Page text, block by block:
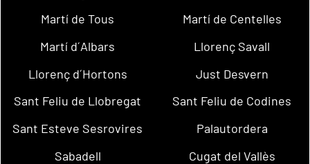
Martí de Tous
Martí de Centelles
Martí d´Albars
Llorenç Savall
Llorenç d´Hortons
Just Desvern
Sant Feliu de Llobregat
Sant Feliu de Codines
Sant Esteve Sesrovires
Palautordera
Sabadell
Cugat del Vallès